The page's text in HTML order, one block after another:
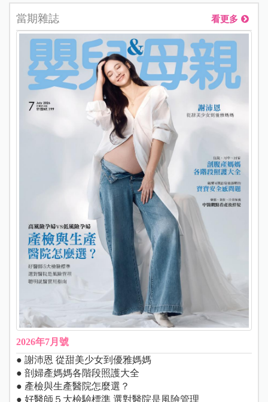
當期雜誌 看更多
2026年7月號
● 謝沛恩 從甜美少女到優雅媽媽
● 剖婦產媽媽各階段照護大全
● 產檢與生產醫院怎麼選？
● 好醫師５大檢驗標準 選對醫院是風險管理